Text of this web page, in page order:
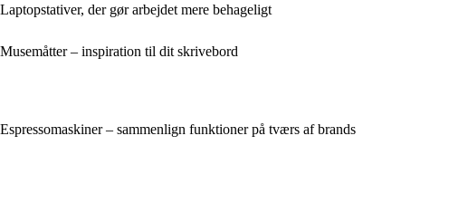
Laptopstativer, der gør arbejdet mere behageligt
Musemåtter – inspiration til dit skrivebord
Espressomaskiner – sammenlign funktioner på tværs af brands